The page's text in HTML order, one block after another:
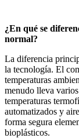
¿En qué se
normal?
La diferencia
la tecnología. El
temperaturas
menudo lleva
temperaturas
automatizados y
forma segura
bioplásticos.